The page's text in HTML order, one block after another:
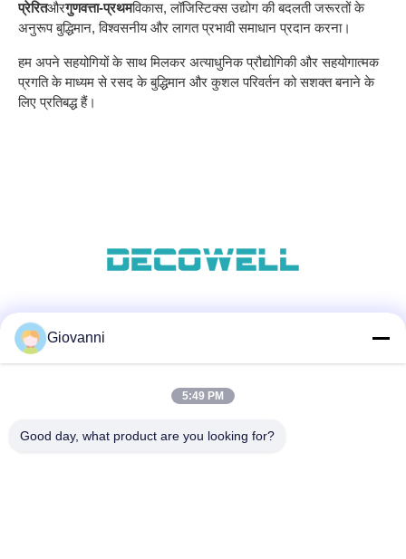
प्रेरितऔरगुणवत्ता-प्रथमविकास, लॉजिस्टिक्स उद्योग की बदलती जरूरतों के
अनुरूप बुद्धिमान, विश्वसनीय और लागत प्रभावी समाधान प्रदान करना।
हम अपने सहयोगियों के साथ मिलकर अत्याधुनिक प्रौद्योगिकी और सहयोगात्मक
प्रगति के माध्यम से रसद के बुद्धिमान और कुशल परिवर्तन को सशक्त बनाने के
लिए प्रतिबद्ध हैं।
टेलीफोन
Giovanni
5:49 PM
Good day, what product are you looking for?